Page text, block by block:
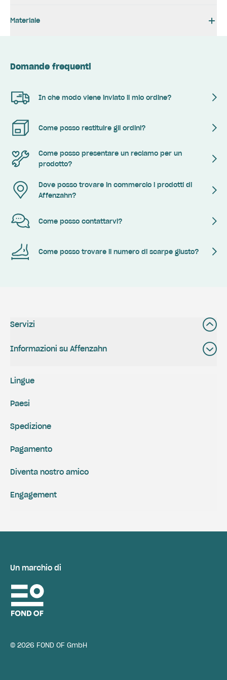
Materiale
Domande frequenti
In che modo viene inviato il mio ordine?
Come posso restituire gli ordini?
Come posso presentare un reclamo per un
prodotto?
Dove posso trovare in commercio i prodotti di
Affenzahn?
Come posso contattarvi?
Come posso trovare il numero di scarpe giusto?
Servizi
Informazioni su Affenzahn
Spedizione
Pagamento
Engagement
Diventa nostro amico
Lingue
Paesi
Un marchio di
© 2026 FOND OF GmbH